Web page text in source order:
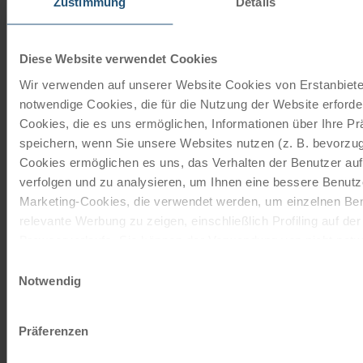
Diese Website verwendet Cookies
Wir verwenden auf unserer Website Cookies von
notwendige Cookies, die für die Nutzung der Website
Cookies, die es uns ermöglichen, Informationen über Ihre
speichern, wenn Sie unsere Websites nutzen (z. B.
Cookies ermöglichen es uns, das Verhalten der Benutzer
verfolgen und zu analysieren, um Ihnen eine bessere
Marketing-Cookies, die verwendet werden, um einzelnen
relevante Werbung zu zeigen, einschließlich Profiling auf
entscheiden, nur notwendige Cookies zu verwenden, indem
Impressum
Notwendig
Präferenzen
Radreisen, Kreuzfahrten und
Schenken Sie unvergessliche
Momente!
Mit einem Reisegutschein haben Sie